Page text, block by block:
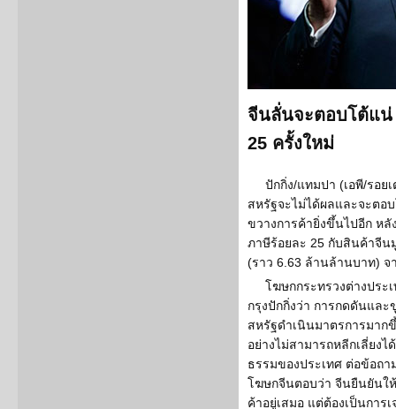
จีนลั่นจะตอบโต้แน่
25 ครั้งใหม่
ปักกิ่ง/แทมปา (เอพี/รอย
สหรัฐจะไม่ได้ผลและจะตอ
ขวางการค้ายิ่งขึ้นไปอีก ห
ภาษีร้อยละ 25 กับสินค้าจีน
(ราว 6.63 ล้านล้านบาท) จ
โฆษกกระทรวงต่างประ
กรุงปักกิ่งว่า การกดดันแล
สหรัฐดำเนินมาตรการมาก
อย่างไม่สามารถหลีกเลี่ยง
ธรรมของประเทศ ต่อข้อถ
โฆษกจีนตอบว่า จีนยืนยันใ
ค้าอยู่เสมอ แต่ต้องเป็นการ